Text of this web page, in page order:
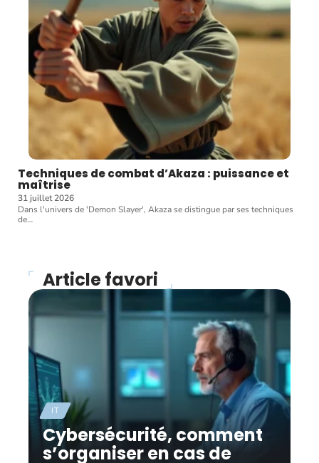
Techniques de combat d’Akaza : puissance et
maîtrise
31 juillet 2026
Dans l'univers de 'Demon Slayer', Akaza se distingue par ses techniques
de…
Article favori
IT
Cybersécurité, comment
s’organiser en cas de